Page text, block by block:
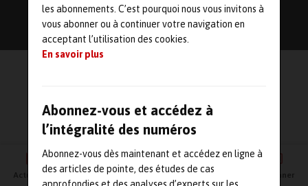
les abonnements. C’est pourquoi nous vous invitons à
vous abonner ou à continuer votre navigation en
acceptant l’utilisation des cookies.
En savoir plus
Abonnez-vous et accédez à
l’intégralité des numéros
Abonnez-vous dès maintenant et accédez en ligne à
des articles de pointe, des études de cas
Actualités Agenda Newsletter Vidéos S'abonner